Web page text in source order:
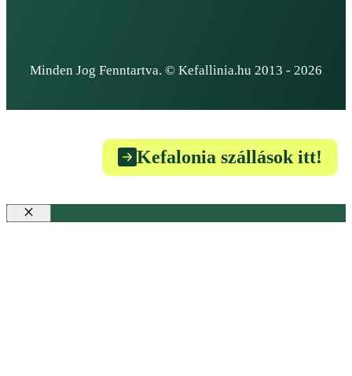
Minden Jog Fenntartva. © Kefallinia.hu 2013 - 2026
Kefalonia szállások itt!
Bezár